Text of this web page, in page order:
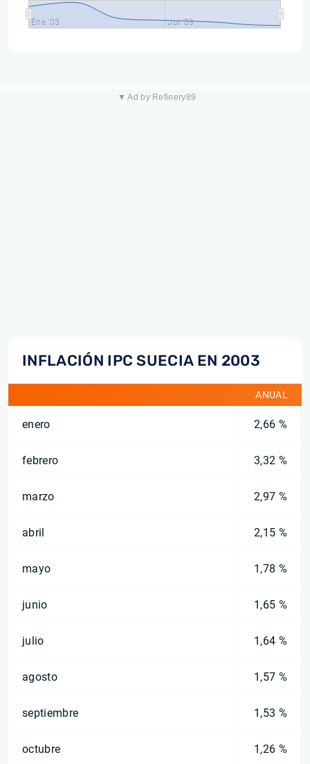
Ene '03 Jul '03
▼ Ad by Refinery89
INFLACIÓN IPC SUECIA EN 2003
ANUAL
enero 2,66 %
febrero 3,32 %
marzo 2,97 %
abril 2,15 %
mayo 1,78 %
junio 1,65 %
julio 1,64 %
agosto 1,57 %
septiembre 1,53 %
octubre 1,26 %